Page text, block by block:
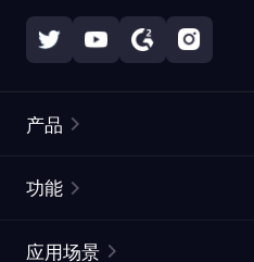
产品
静态住宅代理
功能
应用场景